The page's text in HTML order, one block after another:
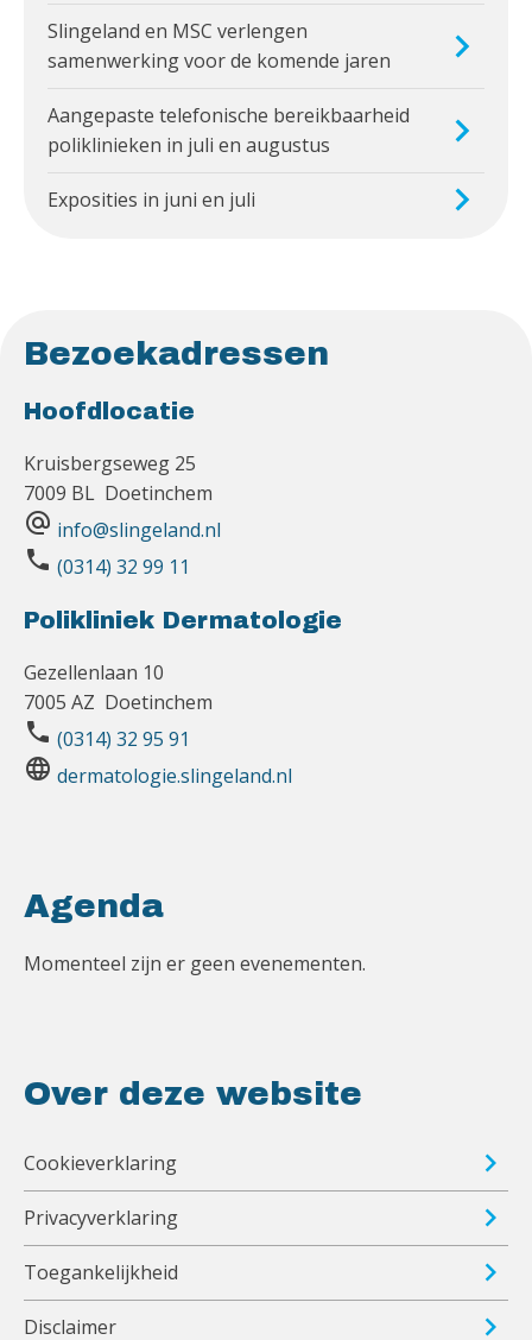
Slingeland en MSC verlengen
samenwerking voor de komende jaren
Aangepaste telefonische bereikbaarheid
poliklinieken in juli en augustus
Exposities in juni en juli
Bezoekadressen
Hoofdlocatie
Kruisbergseweg 25
7009 BL Doetinchem
alternate_email info@slingeland.nl
phone (0314) 32 99 11
Polikliniek Dermatologie
Gezellenlaan 10
7005 AZ Doetinchem
phone (0314) 32 95 91
language dermatologie.slingeland.nl
Agenda
Momenteel zijn er geen evenementen.
Over deze website
Cookieverklaring
Privacyverklaring
Toegankelijkheid
Disclaimer